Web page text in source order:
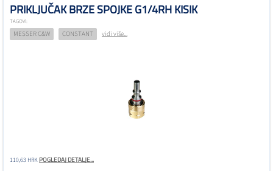
PRIKLJUČAK BRZE SPOJKE G1/4RH KISIK
TAGOVI:
MESSER C&W CONSTANT vidi više...
110,63 HRKPOGLEDAJ DETALJE...